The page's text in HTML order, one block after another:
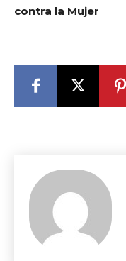
contra la Mujer